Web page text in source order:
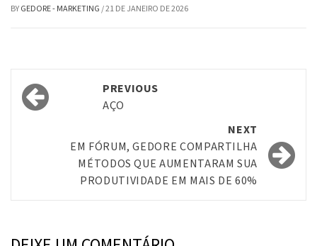
BYGEDORE - MARKETING/21 DE JANEIRO DE 2026
Post
navigation
PREVIOUS
AÇO
NEXT
EM FÓRUM, GEDORE COMPARTILHA
MÉTODOS QUE AUMENTARAM SUA
PRODUTIVIDADE EM MAIS DE 60%